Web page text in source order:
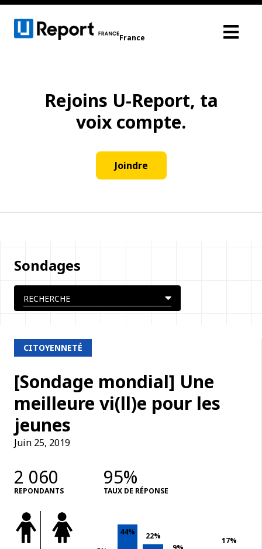
France
Rejoins U-Report, ta
voix compte.
Joindre
Sondages
CITOYENNETÉ
[Sondage mondial] Une
meilleure vi(ll)e pour les
jeunes
Juin 25, 2019
2 060
REPONDANTS
95%
TAUX DE RÉPONSE
44%
22%
17%